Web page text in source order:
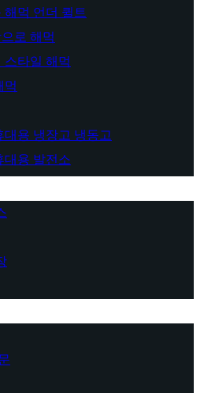
해먹 언더 퀼트
로 해먹
스타일 해먹
먹
대용 냉장고 냉동고
대용 발전소